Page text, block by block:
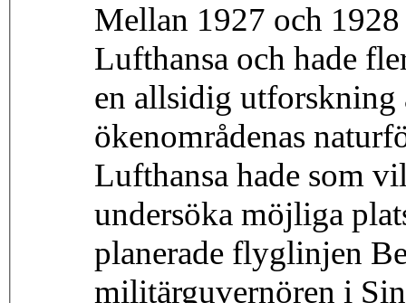
Mellan 1927 och
Lufthansa och hade
en allsidig utforskning
ökenområdenas
Lufthansa hade som
undersöka möjliga
planerade flyglinjen
militärguvernören i